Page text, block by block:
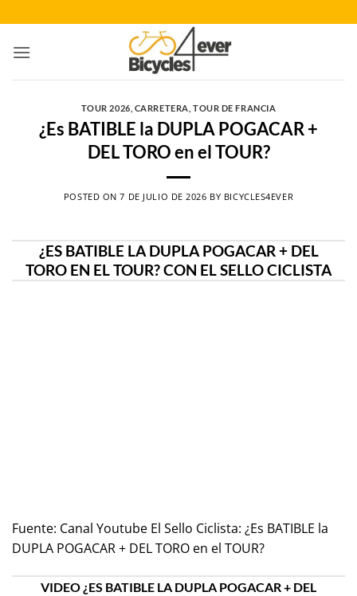
al
contenido
TOUR 2026 CARRETERA TOUR DE FRANCIA
¿Es BATIBLE la DUPLA POGACAR +
DEL TORO en el TOUR?
POSTED ON7 DE JULIO DE 2026 BY BICYCLES4EVER
¿ES BATIBLE LA DUPLA POGACAR + DEL
TORO EN EL TOUR? CON EL SELLO CICLISTA
Fuente: Canal Youtube El Sello Ciclista: ¿Es BATIBLE la
DUPLA POGACAR + DEL TORO en el TOUR?
VIDEO ¿ES BATIBLE LA DUPLA POGACAR + DEL